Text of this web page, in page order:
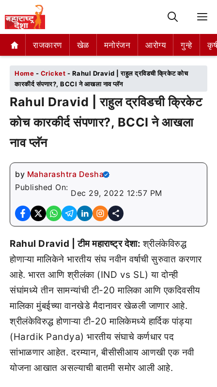
राजकारण खेळ मनोरंजन आरोग्य गुन्हे
राजकारण खेळ मनोरंजन आरोग्य गुन्हे
Home - Cricket - Rahul Dravid | राहुल द्रविडची क्रिकेट कोच
कारकीर्द संपणार?, BCCI ने आखला नाव प्लॅन
Rahul Dravid | राहुल द्रविडची क्रिकेट
कोच कारकीर्द संपणार?, BCCI ने आखला
नाव प्लॅन
by Maharashtra Desha
Published On:
Dec 29, 2022 12:57 PM
Rahul Dravid | टीम महाराष्ट्र देशा:श्रीलंकेविरुद्ध
होणाऱ्या मालिकेने भारतीय संघ नवीन वर्षाची सुरुवात करणार
आहे. भारत आणि श्रीलंका (IND vs SL) या दोन्ही
संघांमध्ये तीन सामन्यांची टी-20 मालिका आणि एकदिवसीय
मालिका मुंबईच्या वानखेडे मैदानावर खेळली जाणार आहे.
श्रीलंकेविरुद्ध होणाऱ्या टी-20 मालिकेमध्ये हार्दिक पांड्या
(Hardik Pandya) भारतीय संघाचे कर्णधार पद
सांभाळणार आहेत. दरम्यान, बीसीसीआय आणखी एक नवी
योजना आखात असल्याची बातमी समोर आली आहे.